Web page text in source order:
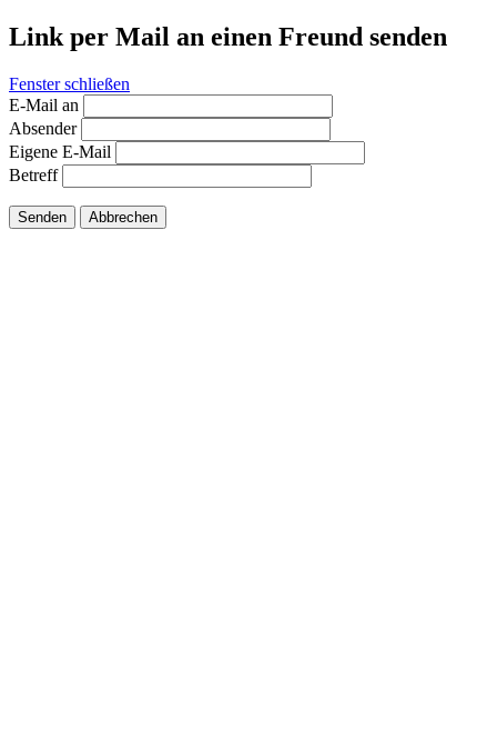
Link per Mail an einen Freund senden
Fenster schließen
E-Mail an
Absender
Eigene E-Mail
Betreff
Senden Abbrechen